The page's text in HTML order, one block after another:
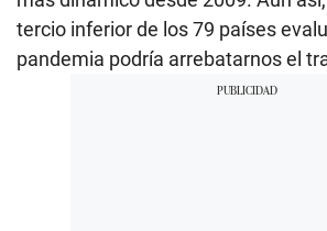
tercio inferior de los 79 países
pandemia podría arrebatarnos el